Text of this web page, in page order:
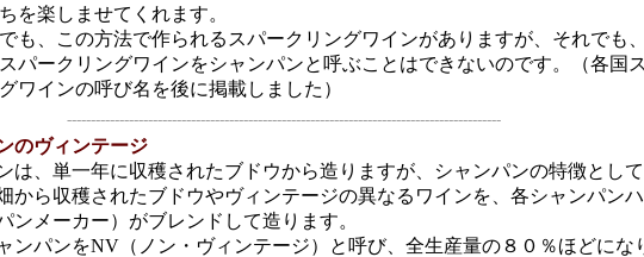
を楽しませてくれます。
も、この方法で作られるスパークリングワインがありますが、それでも、
パークリングワインをシャンパンと呼ぶことはできないのです。（各国ス
ワインの呼び名を後に掲載しました）
-------------------------------------------------------------------------------------------
のヴィンテージ
は、単一年に収穫されたブドウから造りますが、シャンパンの特徴として
から収穫されたブドウやヴィンテージの異なるワインを、各シャンパン
ンメーカー）がブレンドして造ります。
ンパンをNV（ノン・ヴィンテージ）と呼び、全生産量の８０％ほどにな